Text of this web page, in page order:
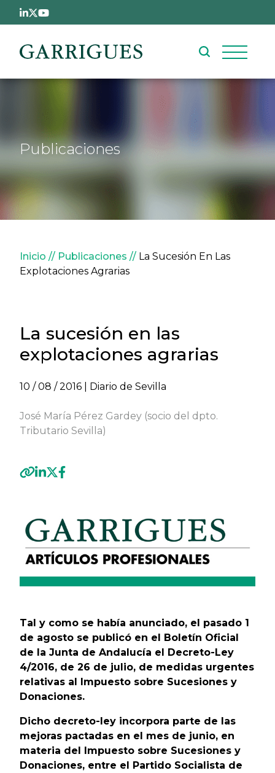
Pasar al contenido principal
Publicaciones
Sobrescribir enlaces de
Inicio Publicaciones
La Sucesión En Las
Explotaciones Agrarias
La sucesión en las
explotaciones agrarias
10 / 08 / 2016 | Diario de Sevilla
José María Pérez Gardey (socio del dpto.
Tributario Sevilla)
Tal y como se había anunciado, el pasado 1
de agosto se publicó en el Boletín Oficial
de la Junta de Andalucía el Decreto-Ley
4/2016, de 26 de julio, de medidas urgentes
relativas al Impuesto sobre Sucesiones y
Donaciones.
Dicho decreto-ley incorpora parte de las
mejoras pactadas en el mes de junio, en
materia del Impuesto sobre Sucesiones y
Donaciones, entre el Partido Socialista de